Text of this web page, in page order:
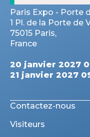
Paris Expo - Porte
1 Pl. de la Porte de
75015 Paris,
France
20 janvier 2027
21 janvier 2027
Contactez-nous
Visiteurs